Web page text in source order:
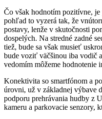
Čo však hodnotím pozitívne,
pohľad to vyzerá tak, že
postavy, lenže v skutočnosti
dospelých. Na stredné zadné
tiež, bude sa však musieť
bude voziť väčšinou iba vodič
vedomím môžeme hodnotenie
Konektivita so smartfónom a
úrovni, už v základnej výbave
podporu prehrávania hudby z
kameru a parkovacie senzory,